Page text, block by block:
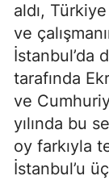
aldı,
ve
İstanbul’da
tarafında
ve
yılında bu
oy farkıyla
İstanbul’u